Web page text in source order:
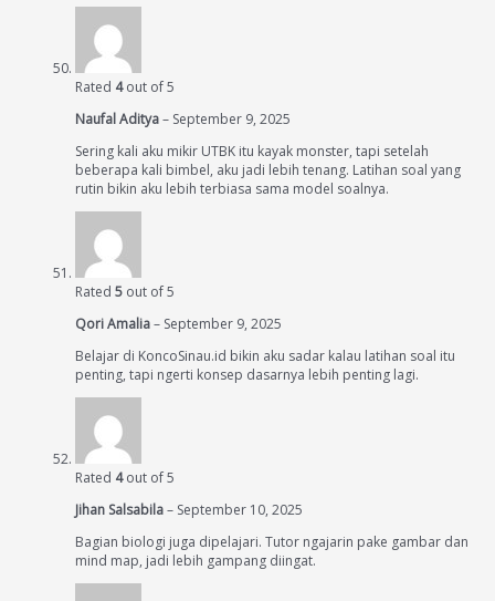
Rated 4out of 5
Naufal Aditya– September 9, 2025
Sering kali aku mikir UTBK itu kayak monster, tapi setelah
beberapa kali bimbel, aku jadi lebih tenang. Latihan soal yang
rutin bikin aku lebih terbiasa sama model soalnya.
Rated 5 out of 5
Qori Amalia– September 9, 2025
Belajar di KoncoSinau.id bikin aku sadar kalau latihan soal itu
penting, tapi ngerti konsep dasarnya lebih penting lagi.
Rated 4out of 5
Jihan Salsabila– September 10, 2025
Bagian biologi juga dipelajari. Tutor ngajarin pake gambar dan
mind map, jadi lebih gampang diingat.